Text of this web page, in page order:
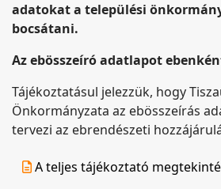
adatokat a települési
bocsátani.
Az ebösszeíró adatlapot
Tájékoztatásul jelezzük, hogy
Önkormányzata az ebösszeírás
tervezi az ebrendészeti
A teljes tájékoztató